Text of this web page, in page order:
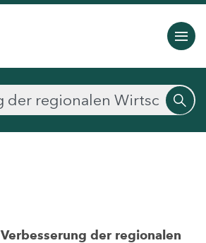
Verbesserung der regionalen